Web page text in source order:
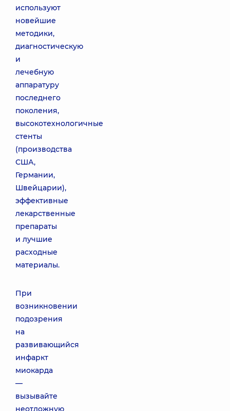
используют
новейшие
методики,
диагностическую
и
лечебную
аппаратуру
последнего
поколения,
высокотехнологичные
стенты
(производства
США,
Германии,
Швейцарии),
эффективные
лекарственные
препараты
и лучшие
расходные
материалы.
При
возникновении
подозрения
на
развивающийся
инфаркт
миокарда
—
вызывайте
неотложную